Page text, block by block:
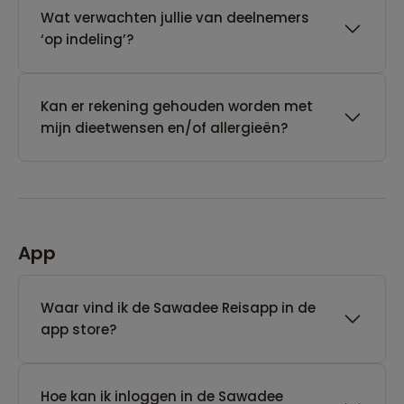
Wat verwachten jullie van deelnemers
‘op indeling’?
Kan er rekening gehouden worden met
mijn dieetwensen en/of allergieën?
App
Waar vind ik de Sawadee Reisapp in de
app store?
Hoe kan ik inloggen in de Sawadee